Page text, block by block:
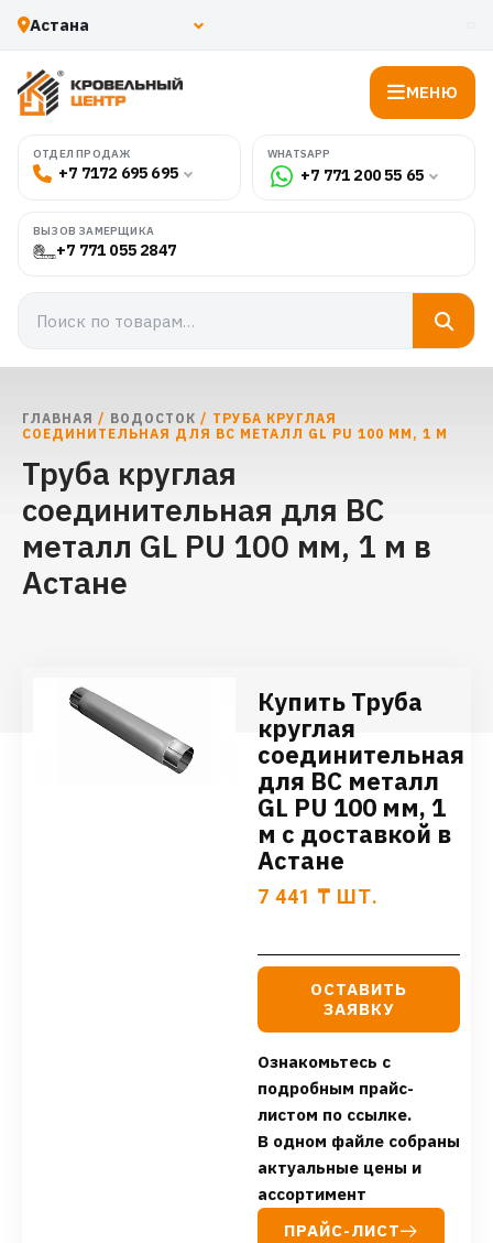
МЕНЮ
ОТДЕЛ ПРОДАЖ
+7 7172 695 695
WHATSAPP
+7 771 200 55 65
ВЫЗОВ ЗАМЕРЩИКА
+7 771 055 2847
ГЛАВНАЯ / ВОДОСТОК / ТРУБА КРУГЛАЯ
СОЕДИНИТЕЛЬНАЯ ДЛЯ ВС МЕТАЛЛ GL PU 100 ММ, 1 М
Труба круглая
соединительная для ВС
металл GL PU 100 мм, 1 м в
Астане
Купить Труба
круглая
соединительная
для ВС металл
GL PU 100 мм, 1
м с доставкой в
Астане
7 441 ₸ ШТ.
ОСТАВИТЬ
ЗАЯВКУ
Ознакомьтесь с
подробным прайс-
листом по ссылке.
В одном файле собраны
актуальные цены и
ассортимент
ПРАЙС-ЛИСТ